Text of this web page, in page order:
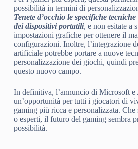
possibilità in termini di
Tenete d’occhio le specifiche
dei dispositivi portatili, e non esitate a
impostazioni grafiche per ottenere il
configurazioni. Inoltre, l’integrazione
artificiale potrebbe portare a nuove
personalizzazione dei giochi, quindi
questo nuovo campo.
In definitiva, l’annuncio di Microsoft e
un’opportunità per tutti i giocatori di
gaming più ricca e personalizzata. Che
o esperti, il futuro del gaming sembra
possibilità.